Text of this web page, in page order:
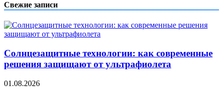
Свежие записи
Солнцезащитные технологии: как современные
решения защищают от ультрафиолета
01.08.2026